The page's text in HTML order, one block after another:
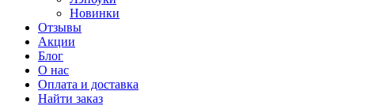
Новинки
Отзывы
Акции
Блог
О нас
Оплата и доставка
Найти заказ